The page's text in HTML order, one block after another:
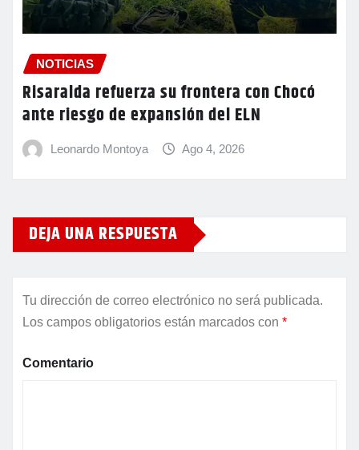
NOTICIAS
Risaralda refuerza su frontera con Chocó
ante riesgo de expansión del ELN
Leonardo Montoya Ago 4, 2026
DEJA UNA RESPUESTA
Tu dirección de correo electrónico no será publicada.
Los campos obligatorios están marcados con *
Comentario